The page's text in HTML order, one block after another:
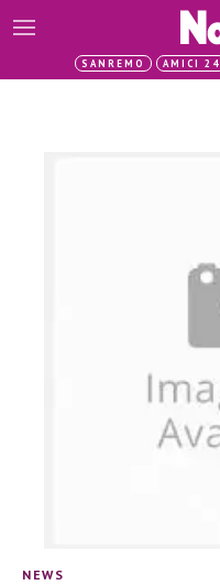
SANREMO AMICI 24
NEWS